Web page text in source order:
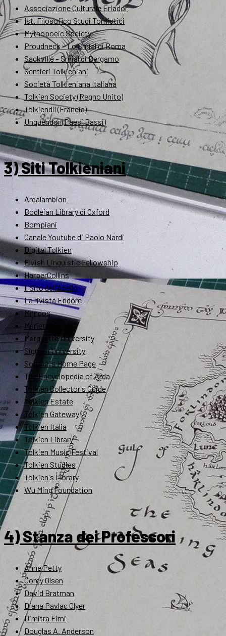
Associazione Culturale Eriador
Ist. Filosofico Studi Tomistici
Mythopoeic Society
Proudneck – Lo Smial di Roma
Sackville – Smial di Bergamo
Sentieri Tolkieniani
Società Tolkieniana Italiana
Tolkien Society (Regno Unito)
Tolkiendil (Francia)
Unquendor (Paesi Bassi)
3) Siti Tolkieniani
Ardalambion
Bodleian Library di Oxford
Bompiani
Canale Youtube di Paolo Nardi
Digital Tolkien
Elvish Linguistic Fellowship
HarperCollins
Il Sito dell'Anello
La rivista Endóre
Mandos
Marietti
Marquette University
Signum University
Soronel's Home Page
The Encyclopedia of Arda
Tolkien Collector's Guide
Tolkien Estate
Tolkien Gateway
Tolkien Italia
Tolkien Library
Tolkien Music Festival
Tolkien Studies
Tolkien's Library
Wu Ming Foundation
4) Stanza dei Professori
Anne Petty
Corey Olsen
David Bratman
Diana Pavlac Glyer
Dimitra Fimi
Douglas A. Anderson